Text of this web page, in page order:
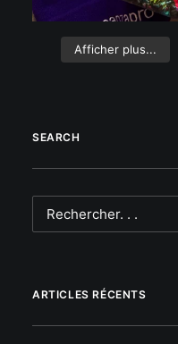
Afficher plus...
SEARCH
ARTICLES RÉCENTS